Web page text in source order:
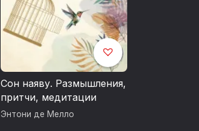
Сон наяву. Размышления,
притчи, медитации
Энтони де Мелло